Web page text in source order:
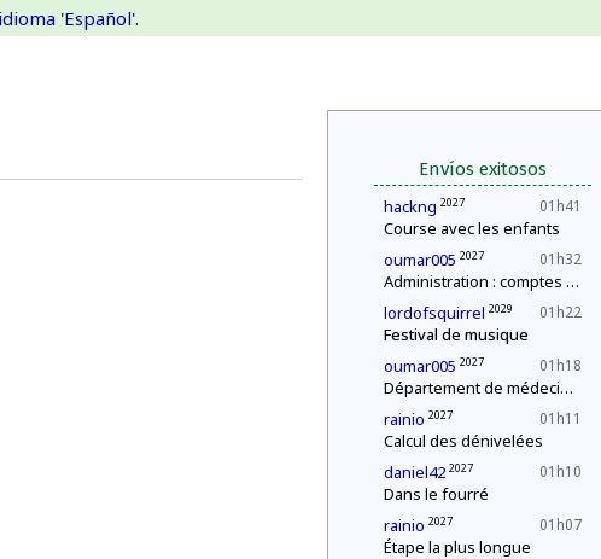
'Español'.
Envíos exitosos
01h41
hackng 2027
Course avec les enfants
01h32
oumar005 2027
Administration : comptes annuels
01h22
lordofsquirrel 2029
Festival de musique
01h18
oumar005 2027
Département de médecine : contrôle d'une épidémie
01h11
rainio 2027
Calcul des dénivelées
01h10
daniel42 2027
Dans le fourré
01h07
rainio 2027
Étape la plus longue